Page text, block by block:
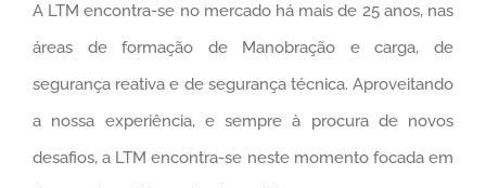
A LTM encontra-se no mercado há mais de 25 anos, nas
áreas de formação de Manobração e carga, de
segurança reativa e de segurança técnica. Aproveitando
a nossa experiência, e sempre à procura de novos
desafios, a LTM encontra-se neste momento focada em